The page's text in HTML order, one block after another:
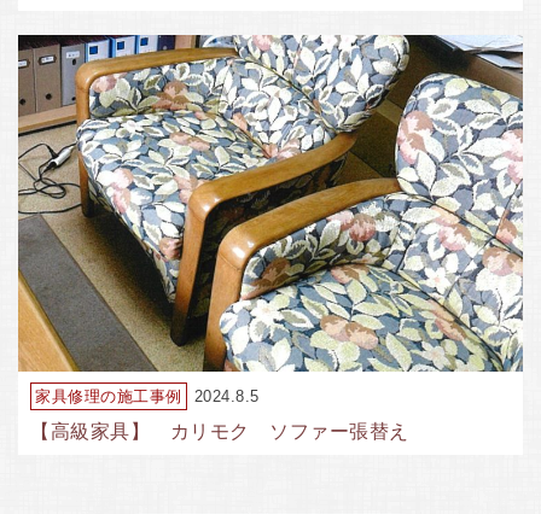
家具修理の施工事例 2024.8.5
【高級家具】 カリモク ソファー張替え